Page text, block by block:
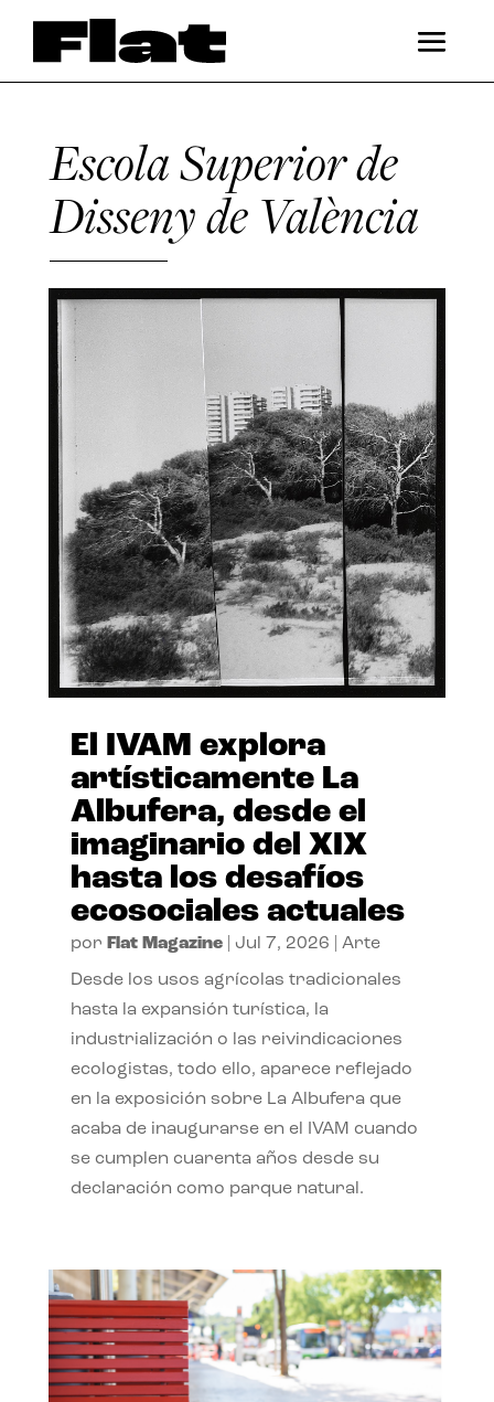
Escola Superior de
Disseny de València
El IVAM explora
artísticamente La
Albufera, desde el
imaginario del XIX
hasta los desafíos
ecosociales actuales
por Flat Magazine| Jul 7, 2026 Arte
Desde los usos agrícolas tradicionales
hasta la expansión turística, la
industrialización o las reivindicaciones
ecologistas, todo ello, aparece reflejado
en la exposición sobre La Albufera que
acaba de inaugurarse en el IVAM cuando
se cumplen cuarenta años desde su
declaración como parque natural.